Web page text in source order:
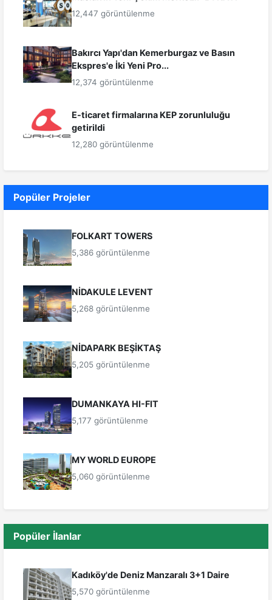
12,447 görüntülenme
Bakırcı Yapı'dan Kemerburgaz ve Basın
Ekspres'e İki Yeni Pro...
12,374 görüntülenme
E-ticaret firmalarına KEP zorunluluğu
getirildi
12,280 görüntülenme
Popüler Projeler
FOLKART TOWERS
5,386 görüntülenme
NİDAKULE LEVENT
5,268 görüntülenme
NİDAPARK BEŞİKTAŞ
5,205 görüntülenme
DUMANKAYA HI-FIT
5,177 görüntülenme
MY WORLD EUROPE
5,060 görüntülenme
Popüler İlanlar
Kadıköy'de Deniz Manzaralı 3+1 Daire
5,570 görüntülenme